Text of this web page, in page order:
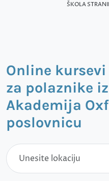
ŠKOLA
Online
za polaznike
Akademija
poslovnicu